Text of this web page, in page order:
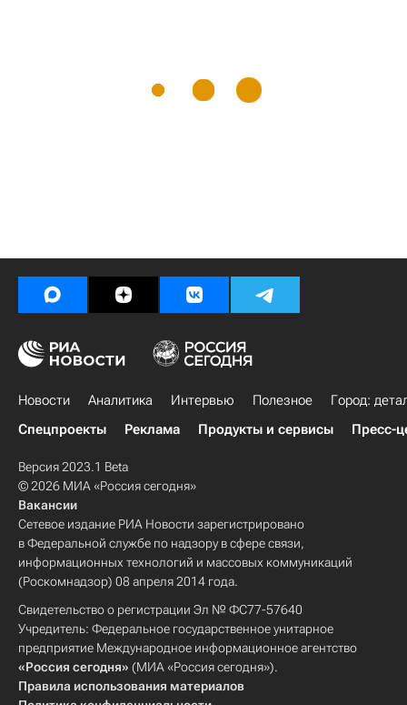
Новости Аналитика Интервью Полезное
Город:
Спецпроекты
Реклама Продукты и сервисы Пресс-
Версия 2023.1 Beta
© 2026 МИА «Россия сегодня»
Вакансии
Сетевое издание РИА Новости зарегистрировано
в Федеральной службе по надзору в сфере связи,
информационных технологий и массовых коммуникаций
(Роскомнадзор) 08 апреля 2014 года.
Свидетельство о регистрации Эл № ФС77-57640
Учредитель: Федеральное государственное унитарное
предприятие Международное информационное агентство
«Россия сегодня» (МИА «Россия сегодня»).
Правила использования материалов